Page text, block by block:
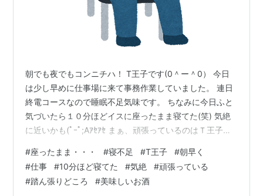
朝でも夜でもコンニチハ！ T王子です(0＾ー＾0） 今日
は少し早めに仕事場に来て事務作業していました。 連日
終電コースなので睡眠不足気味です。 ちなみに今日ふと
気づいたら１０分ほどイスに座ったまま寝てた(笑) 気絶
に近いかも(ﾟｰﾟ;Aｱｾｱｾ まぁ、頑張っているのはＴ王子だ
〇 月末に美味しいお酒がみんなで飲めるよう頑張りま
す！ では×２
#座ったまま・・・ #寝不足 #T王子 #朝早く
#仕事 #10分ほど寝てた #気絶 #頑張っている
#踏ん張りどころ #美味しいお酒